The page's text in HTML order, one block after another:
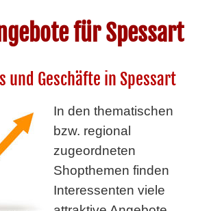
für Spessart
und Geschäfte in Spessart
In den thematischen
bzw. regional
zugeordneten
Shopthemen finden
Interessenten viele